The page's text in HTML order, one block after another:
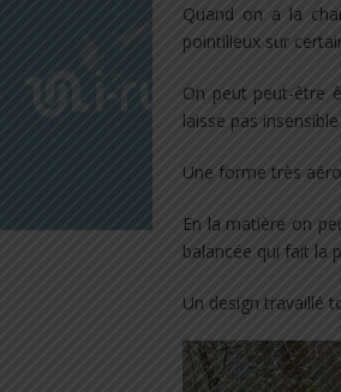
Quand on a la
pointilleux sur
On peut peut-être
laisse pas insensible
Une forme très
En la matière on
balancée qui fait la
Un design travaillé